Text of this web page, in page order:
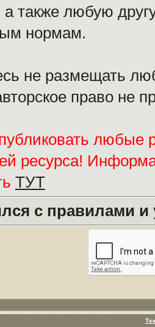
также любую
нормам.
не размещать
право не
любые
ресурса!
ТУТ
с правилами